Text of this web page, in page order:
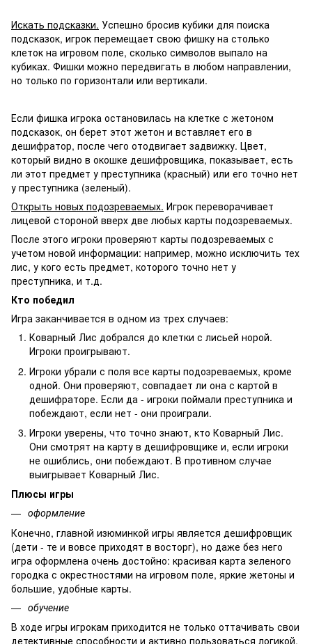
Искать подсказки. Успешно бросив кубики для поиска
подсказок, игрок перемещает свою фишку на столько
клеток на игровом поле, сколько символов выпало на
кубиках. Фишки можно передвигать в любом направлении,
но только по горизонтали или вертикали.
Если фишка игрока остановилась на клетке с жетоном
подсказок, он берет этот жетон и вставляет его в
дешифратор, после чего отодвигает задвижку. Цвет,
который видно в окошке дешифровщика, показывает, есть
ли этот предмет у преступника (красный) или его точно нет
у преступника (зеленый).
Открыть новых подозреваемых. Игрок переворачивает
лицевой стороной вверх две любых карты подозреваемых.
После этого игроки проверяют карты подозреваемых с
учетом новой информации: например, можно исключить тех
лис, у кого есть предмет, которого точно нет у
преступника, и т.д.
Кто победил
Игра заканчивается в одном из трех случаев:
Коварный Лис добрался до клетки с лисьей норой.
Игроки проигрывают.
Игроки убрали с поля все карты подозреваемых, кроме
одной. Они проверяют, совпадает ли она с картой в
дешифраторе. Если да - игроки поймали преступника и
побеждают, если нет - они проиграли.
Игроки уверены, что точно знают, кто Коварный Лис.
Они смотрят на карту в дешифровщике и, если игроки
не ошиблись, они побеждают. В противном случае
выигрывает Коварный Лис.
Плюсы игры
оформление
Конечно, главной изюминкой игры является дешифровщик
(дети - те и вовсе приходят в восторг), но даже без него
игра оформлена очень достойно: красивая карта зеленого
городка с окрестностями на игровом поле, яркие жетоны и
большие, удобные карты.
обучение
В ходе игры игрокам приходится не только оттачивать свои
детективные способности и активно пользоваться логикой,